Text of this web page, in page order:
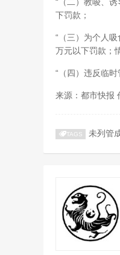
下罚款；
“（三）为个人
万元以下罚款；
“（四）违反临
来源：都市快报
TAGS 未列管